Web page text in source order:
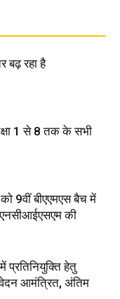
बढ़ रहा है
1 से 8 तक के सभी
9वीं बीएएमएस बैच में
की
हेतु
आमंत्रित, अंतिम